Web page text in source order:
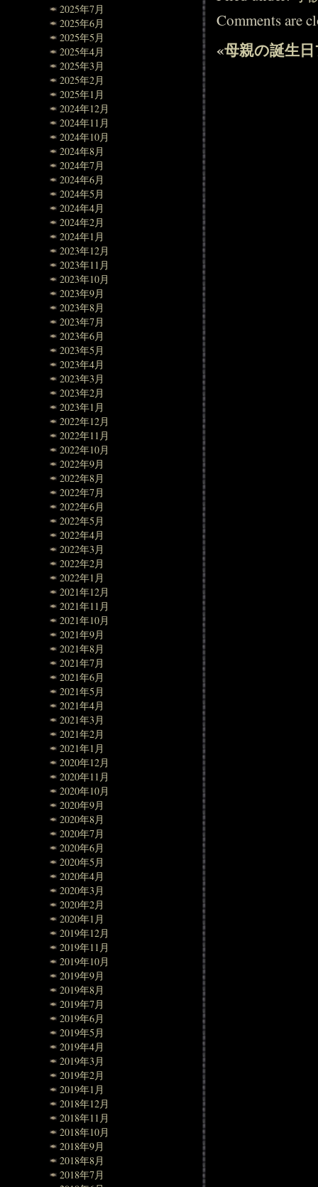
2025年7月
2025年6月
2025年5月
2025年4月
2025年3月
2025年2月
2025年1月
2024年12月
2024年11月
2024年10月
2024年8月
2024年7月
2024年6月
2024年5月
2024年4月
2024年2月
2024年1月
2023年12月
2023年11月
2023年10月
2023年9月
2023年8月
2023年7月
2023年6月
2023年5月
2023年4月
2023年3月
2023年2月
2023年1月
2022年12月
2022年11月
2022年10月
2022年9月
2022年8月
2022年7月
2022年6月
2022年5月
2022年4月
2022年3月
2022年2月
2022年1月
2021年12月
2021年11月
2021年10月
2021年9月
2021年8月
2021年7月
2021年6月
2021年5月
2021年4月
2021年3月
2021年2月
2021年1月
2020年12月
2020年11月
2020年10月
2020年9月
2020年8月
2020年7月
2020年6月
2020年5月
2020年4月
2020年3月
2020年2月
2020年1月
2019年12月
2019年11月
2019年10月
2019年9月
2019年8月
2019年7月
2019年6月
2019年5月
2019年4月
2019年3月
2019年2月
2019年1月
2018年12月
2018年11月
2018年10月
2018年9月
2018年8月
2018年7月
Comments are
«母親の誕生